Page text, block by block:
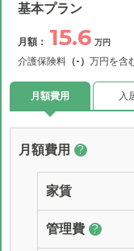
基本プラン
月額： 15.6 万円
介護保険料 （-） 万円を含
月額費用 入
月額費用 ?
家賃
管理費 ?